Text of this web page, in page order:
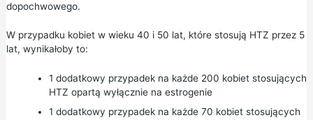
dopochwowego.
W przypadku kobiet w wieku 40 i 50 lat, które stosują HTZ przez 5
lat, wynikałoby to:
1 dodatkowy przypadek na każde 200 kobiet stosujących
HTZ opartą wyłącznie na estrogenie
1 dodatkowy przypadek na każde 70 kobiet stosujących